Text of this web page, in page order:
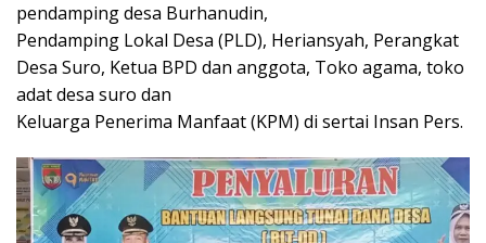
pendamping desa Burhanudin,
Pendamping Lokal Desa (PLD), Heriansyah, Perangkat
Desa Suro, Ketua BPD dan anggota, Toko agama, toko
adat desa suro dan
Keluarga Penerima Manfaat (KPM) di sertai Insan Pers.